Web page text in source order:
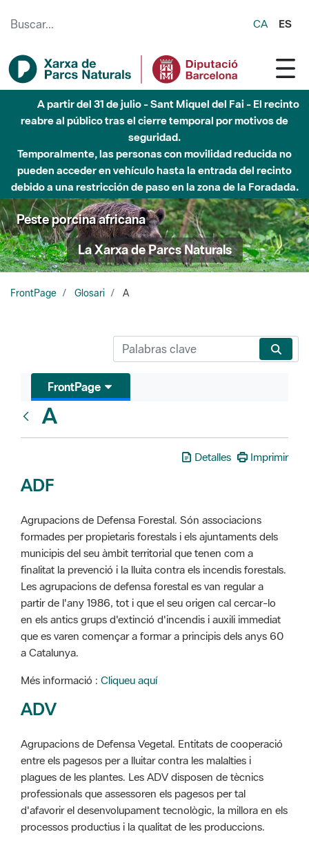
CA ES
A partir del 31 de julio - Sant Miquel del Fai - El recinto
reabre al público tras el cierre temporal por motivos de
seguridad.
Temporalmente, las personas con movilidad reducida no
pueden acceder en vehículo hasta la entrada del recinto
debido a una restricción de paso en la zona de la Foradada.
Peste porcina africana
La Xarxa de Parcs Naturals
FrontPage Glosari A
FrontPage
A
Detalles Imprimir
ADF
Agrupacions de Defensa Forestal. Són associacions
formades per propietaris forestals i els ajuntaments dels
municipis del seu àmbit territorial que tenen com a
finalitat la prevenció i la lluita contra els incendis forestals.
Les agrupacions de defensa forestal es van regular a
partir de l'any 1986, tot i que el seu origen cal cercar-lo
en els antics grups d'extinció d'incendis i auxili immediat
que es varen començar a formar a principis dels anys 60
a Catalunya.
Més informació : Cliqueu aquí
ADV
Agrupacions de Defensa Vegetal. Entitats de cooperació
entre els pagesos per a lluitar contra les malalties i
plagues de les plantes. Les ADV disposen de tècnics
professionals que assessoren els pagesos per tal
d'afavorir el desenvolupament tecnològic, la millora en els
processos productius i la qualitat de les produccions.